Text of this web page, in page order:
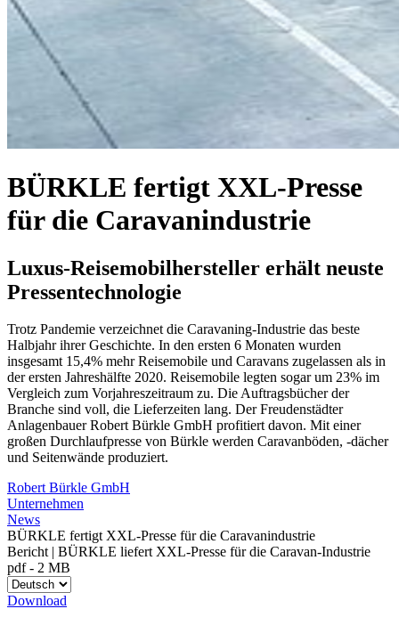
BÜRKLE fertigt XXL-Presse
für die Caravanindustrie
Luxus-Reisemobilhersteller erhält neuste
Pressentechnologie
Trotz Pandemie verzeichnet die Caravaning-Industrie das beste
Halbjahr ihrer Geschichte. In den ersten 6 Monaten wurden
insgesamt 15,4% mehr Reisemobile und Caravans zugelassen als in
der ersten Jahreshälfte 2020. Reisemobile legten sogar um 23% im
Vergleich zum Vorjahreszeitraum zu. Die Auftragsbücher der
Branche sind voll, die Lieferzeiten lang. Der Freudenstädter
Anlagenbauer Robert Bürkle GmbH profitiert davon. Mit einer
großen Durchlaufpresse von Bürkle werden Caravanböden, -dächer
und Seitenwände produziert.
Robert Bürkle GmbH
Unternehmen
News
BÜRKLE fertigt XXL-Presse für die Caravanindustrie
Bericht | BÜRKLE liefert XXL-Presse für die Caravan-Industrie
pdf- 2 MB
Download